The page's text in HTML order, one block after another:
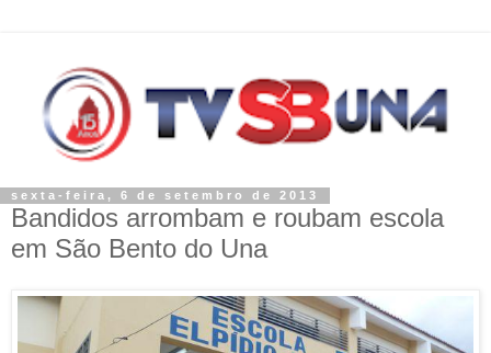
sexta-feira, 6 de setembro de 2013
Bandidos arrombam e roubam escola
em São Bento do Una